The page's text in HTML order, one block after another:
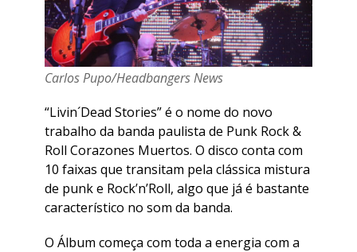
Carlos Pupo/Headbangers News
“Livin´Dead Stories” é o nome do novo
trabalho da banda paulista de Punk Rock &
Roll Corazones Muertos. O disco conta com
10 faixas que transitam pela clássica mistura
de punk e Rock’n’Roll, algo que já é bastante
característico no som da banda.
O Álbum começa com toda a energia com a